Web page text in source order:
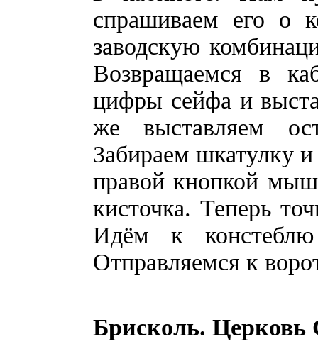
спрашиваем его о
заводскую
Возвращаемся в
цифры сейфа и
же выставляем
Забираем шкатулку
правой кнопкой
кисточка. Теперь
Идём к
Отправляемся к
Брисколь. Церковь